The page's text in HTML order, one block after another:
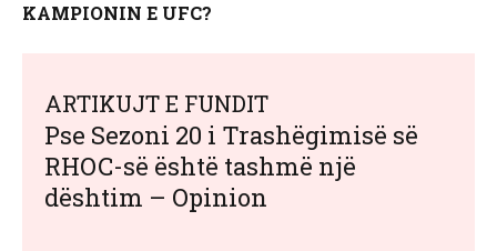
KAMPIONIN E UFC?
ARTIKUJT E FUNDIT
Pse Sezoni 20 i Trashëgimisë së
RHOC-së është tashmë një
dështim – Opinion